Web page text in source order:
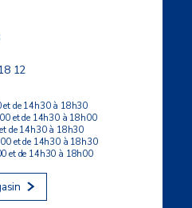
12
et de 14h30 à 18h30
et de 14h30 à 18h00
de 14h30 à 18h30
et de 14h30 à 18h30
et de 14h30 à 18h00